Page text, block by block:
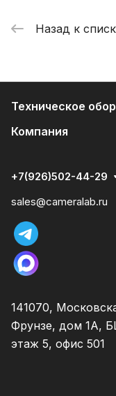
Назад к
Техническое
Компания
+7(926)502-44-29
sales@cameralab.ru
141070,
Фрунзе, дом 1А,
этаж 5, офис 501